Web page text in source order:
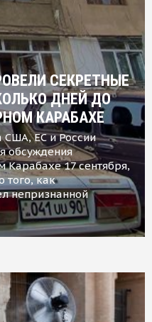
СЕКРЕТНЫЕ
ДНЕЙ ДО
КАРАБАХЕ
ЕС и России
обсуждения
Карабахе 17 сентября,
того, как
непризнанной